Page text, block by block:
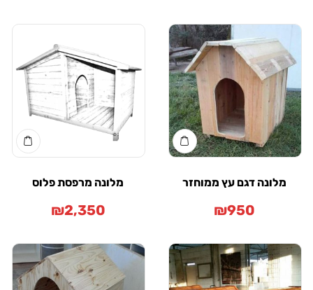
מלונה דגם עץ ממוחזר
₪950
מלונה מרפסת פלוס
₪2,350